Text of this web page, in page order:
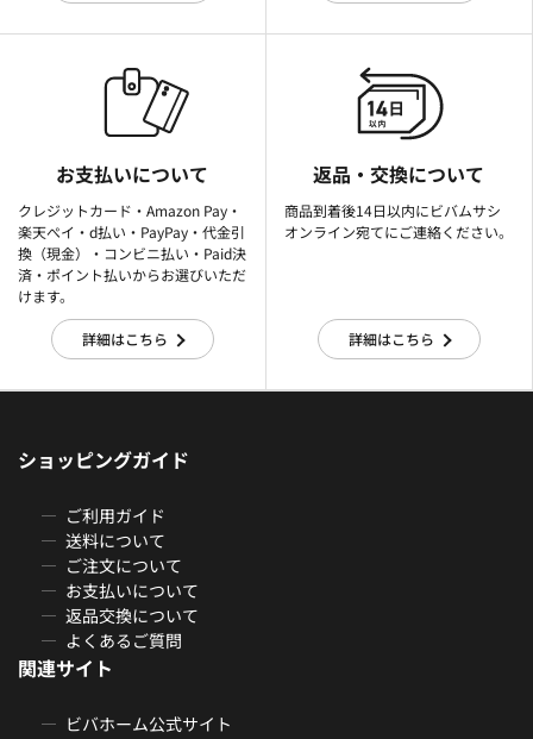
お支払いについて
クレジットカード・Amazon Pay・
楽天ぺイ・d払い・PayPay・代金引
換（現金）・コンビニ払い・Paid決
済・ポイント払いからお選びいただ
けます。
詳細はこちら
返品・交換について
商品到着後14日以内にビバムサシ
オンライン宛てにご連絡ください。
詳細はこちら
ショッピングガイド
ご利用ガイド
送料について
ご注文について
お支払いについて
返品交換について
よくあるご質問
関連サイト
ビバホーム公式サイト